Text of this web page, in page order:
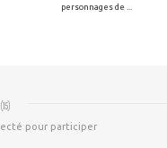
personnages de ...
(15)
pour participer